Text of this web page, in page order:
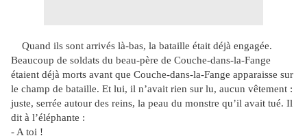
Quand ils sont arrivés là-bas, la bataille était déjà engagée.
Beaucoup de soldats du beau-père de Couche-dans-la-Fange
étaient déjà morts avant que Couche-dans-la-Fange apparaisse sur
le champ de bataille. Et lui, il n’avait rien sur lu, aucun vêtement :
juste, serrée autour des reins, la peau du monstre qu’il avait tué. Il
dit à l’éléphante :
- A toi !